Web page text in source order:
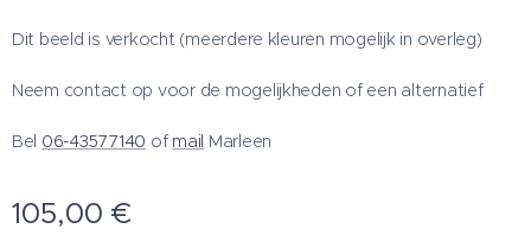
Dit beeld is verkocht (meerdere kleuren mogelijk in overleg)
Neem contact op voor de mogelijkheden of een alternatief
Bel 06-43577140 of mail Marleen
105,00 €